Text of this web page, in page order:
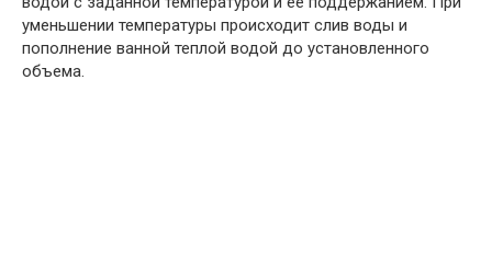
уменьшении температуры происходит слив воды и
пополнение ванной теплой водой до установленного
объема.